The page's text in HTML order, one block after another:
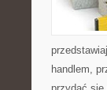
handlem,